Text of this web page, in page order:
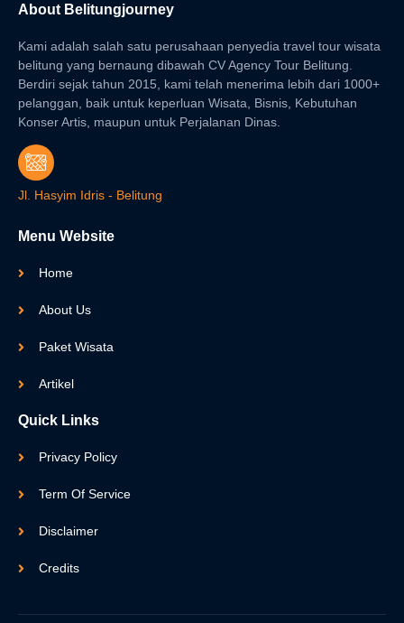
About Belitungjourney
Kami adalah salah satu perusahaan penyedia travel tour wisata
belitung yang bernaung dibawah CV Agency Tour Belitung.
Berdiri sejak tahun 2015, kami telah menerima lebih dari 1000+
pelanggan, baik untuk keperluan Wisata, Bisnis, Kebutuhan
Konser Artis, maupun untuk Perjalanan Dinas.
Jl. Hasyim Idris - Belitung
Menu Website
Home
About Us
Paket Wisata
Artikel
Quick Links
Privacy Policy
Term Of Service
Disclaimer
Credits